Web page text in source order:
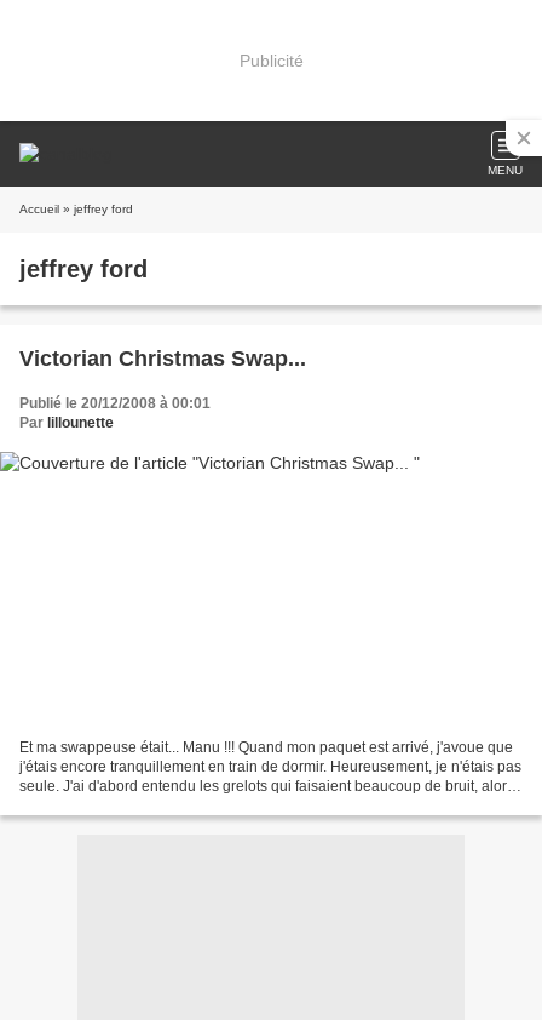
Publicité
MENU
Accueil » jeffrey ford
jeffrey ford
Victorian Christmas Swap...
Publié le 20/12/2008 à 00:01
Par lillounette
Et ma swappeuse était... Manu !!! Quand mon paquet est arrivé, j'avoue que
j'étais encore tranquillement en train de dormir. Heureusement, je n'étais pas
seule. J'ai d'abord entendu les grelots qui faisaient beaucoup de bruit, alors